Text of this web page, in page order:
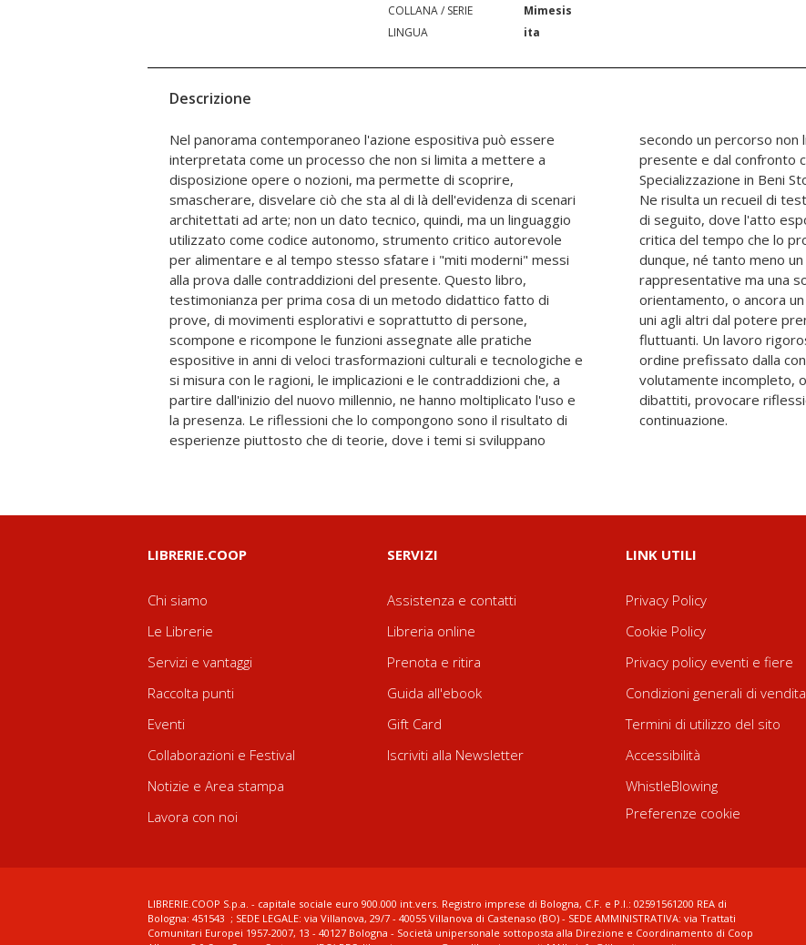
COLLANA / SERIE
Mimesis
LINGUA
ita
Descrizione
Nel panorama contemporaneo l'azione espositiva può essere
interpretata come un processo che non si limita a mettere a
disposizione opere o nozioni, ma permette di scoprire,
smascherare, disvelare ciò che sta al di là dell'evidenza di scenari
architettati ad arte; non un dato tecnico, quindi, ma un linguaggio
utilizzato come codice autonomo, strumento critico autorevole
per alimentare e al tempo stesso sfatare i "miti moderni" messi
alla prova dalle contraddizioni del presente. Questo libro,
testimonianza per prima cosa di un metodo didattico fatto di
prove, di movimenti esplorativi e soprattutto di persone,
scompone e ricompone le funzioni assegnate alle pratiche
espositive in anni di veloci trasformazioni culturali e tecnologiche e
si misura con le ragioni, le implicazioni e le contraddizioni che, a
partire dall'inizio del nuovo millennio, ne hanno moltiplicato l'uso e
la presenza. Le riflessioni che lo compongono sono il risultato di
esperienze piuttosto che di teorie, dove i temi si sviluppano
secondo un percorso non lineare, condizionato dalle urgenze del
presente e dal confronto continuo con gli studenti della Scuola di
Specializzazione in Beni Storico-Artistici dell'Università di Bologna.
Ne risulta un recueil di testi nomadi, suscettibili di continuazione e
di seguito, dove l'atto espositivo è inteso come espressione
critica del tempo che lo produce. Non una storia del mostrare,
dunque, né tanto meno un regesto delle mostre più
rappresentative ma una sorta di "arcipelago concettuale", un
orientamento, o ancora un collage i cui elementi sono collegati gli
uni agli altri dal potere prensile dell'attualità e dei suoi miti
fluttuanti. Un lavoro rigoroso quanto stravagante, al di fuori di un
ordine prefissato dalla consuetudine o dalla norma accademica,
volutamente incompleto, o meglio non finito, per innescare
dibattiti, provocare riflessioni alternative, esigere una
continuazione.
LIBRERIE.COOP
Chi siamo
Le Librerie
Servizi e vantaggi
Raccolta punti
Eventi
Collaborazioni e Festival
Notizie e Area stampa
Lavora con noi
SERVIZI
Assistenza e contatti
Libreria online
Prenota e ritira
Guida all'ebook
Gift Card
Iscriviti alla Newsletter
LINK UTILI
Privacy Policy
Cookie Policy
Privacy policy eventi e fiere
Condizioni generali di vendita
Termini di utilizzo del sito
Accessibilità
WhistleBlowing
Preferenze cookie
LIBRERIE.COOP S.p.a. - capitale sociale euro 900.000 int.vers. Registro imprese di Bologna, C.F. e P.I.: 02591561200 REA di
Bologna: 451543 ; SEDE LEGALE: via Villanova, 29/7 - 40055 Villanova di Castenaso (BO) - SEDE AMMINISTRATIVA: via Trattati
Comunitari Europei 1957-2007, 13 - 40127 Bologna - Società unipersonale sottoposta alla Direzione e Coordinamento di Coop